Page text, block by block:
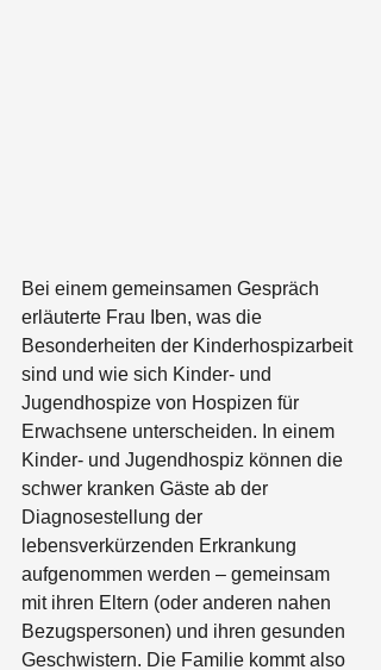
Bei einem gemeinsamen Gespräch
erläuterte Frau Iben, was die
Besonderheiten der Kinderhospizarbeit
sind und wie sich Kinder- und
Jugendhospize von Hospizen für
Erwachsene unterscheiden. In einem
Kinder- und Jugendhospiz können die
schwer kranken Gäste ab der
Diagnosestellung der
lebensverkürzenden Erkrankung
aufgenommen werden – gemeinsam
mit ihren Eltern (oder anderen nahen
Bezugspersonen) und ihren gesunden
Geschwistern. Die Familie kommt also